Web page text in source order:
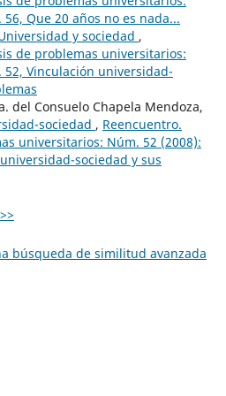
Que 20 años no es nada...
y sociedad ,
de problemas universitarios:
52, Vinculación universidad-
del Consuelo Chapela Mendoza,
sociedad , Reencuentro.
universitarios: Núm. 52 (2008):
sociedad y sus
>>
búsqueda de similitud avanzada